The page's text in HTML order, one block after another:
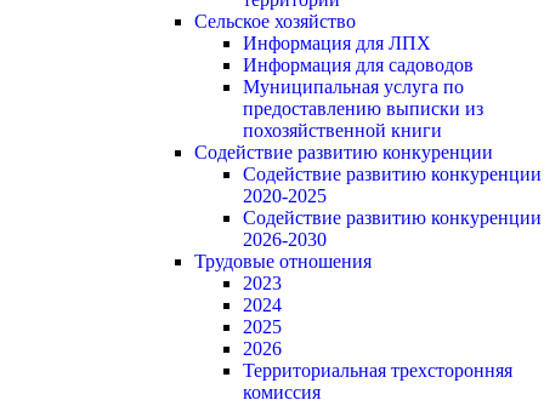
Сельское хозяйство
Информация для ЛПХ
Информация для садоводов
Муниципальная услуга по
предоставлению выписки из
похозяйственной книги
Содействие развитию конкуренции
Содействие развитию конкуренции
2020-2025
Содействие развитию конкуренции
2026-2030
Трудовые отношения
2023
2024
2025
2026
Территориальная трехсторонняя
комиссия